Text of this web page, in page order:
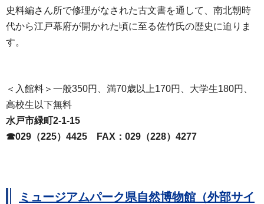
史料編さん所で修理がなされた古文書を通して、南北朝時
代から江戸幕府が開かれた頃に至る佐竹氏の歴史に迫りま
す。
＜入館料＞一般350円、満70歳以上170円、大学生180円、
高校生以下無料
水戸市緑町2-1-15
☎029（225）4425
FAX ：029（228）4277
ミュージアムパーク県自然博物館（外部サイ